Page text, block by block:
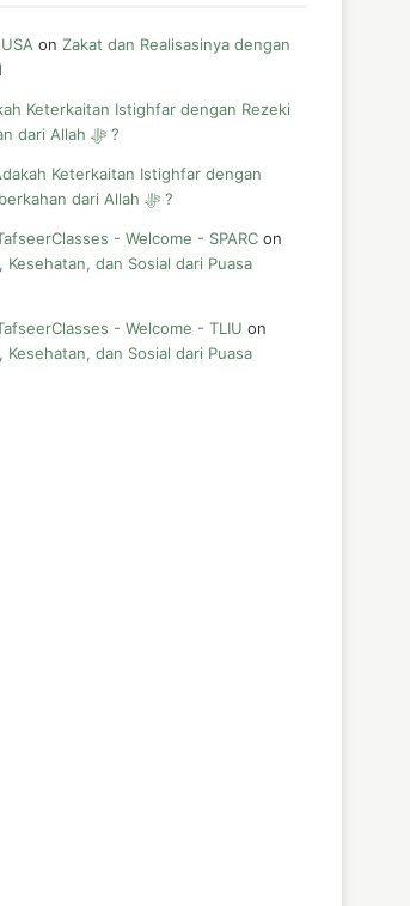
on Zakat dan Realisasinya dengan
Keterkaitan Istighfar dengan Rezeki
dan Keberkahan dari Allah ﷻ ?
Keterkaitan Istighfar dengan
Rezeki dan Keberkahan dari Allah ﷻ ?
- Welcome - SPARC on
Kesehatan, dan Sosial dari Puasa
- Welcome - TLIU on
Kesehatan, dan Sosial dari Puasa